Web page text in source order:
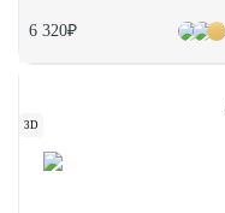
6 320₽
3D